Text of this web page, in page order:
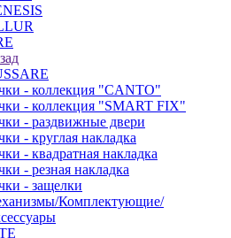
- коллекция "CANTO"
- коллекция "SMART FIX"
- раздвижные двери
- круглая накладка
- квадратная накладка
- резная накладка
- защелки
Комплектующие/